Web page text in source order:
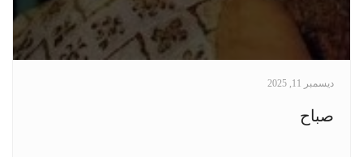
ديسمبر 11, 2025
صباح